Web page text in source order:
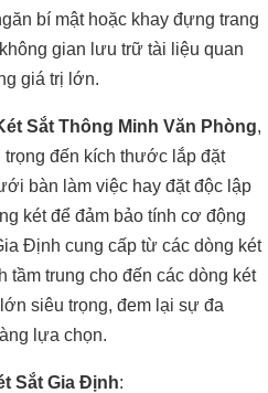
bí mật hoặc khay đựng trang
gian lưu trữ tài liệu quan
giá trị lớn.
Sắt Thông Minh Văn Phòng,
đến kích thước lắp đặt
bàn làm việc hay đặt độc lập
két để đảm bảo tính cơ động
Định cung cấp từ các dòng két
tầm trung cho đến các dòng két
siêu trọng, đem lại sự đa
lựa chọn.
Sắt Gia Định: